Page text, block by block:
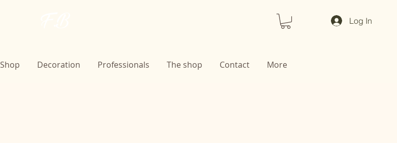
Log In
Shop Decoration Professionals The shop Contact More